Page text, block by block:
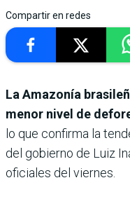
Compartir en redes
La Amazonía
menor nivel de
lo que confirma la
del gobierno de Luiz
oficiales del viernes.